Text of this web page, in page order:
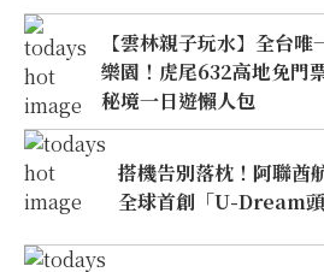
【雲林親子玩水】全台
樂園！虎尾632高地免門
秘境一日遊懶人包
搭機告別落枕！阿聯酋
全球首創「U-Dream